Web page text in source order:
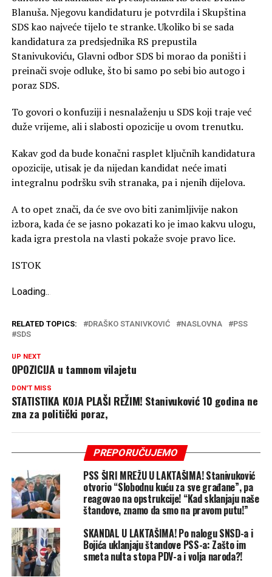
Blanuša. Njegovu kandidaturu je potvrdila i Skupština
SDS kao najveće tijelo te stranke. Ukoliko bi se sada
kandidatura za predsjednika RS prepustila
Stanivukoviću, Glavni odbor SDS bi morao da poništi i
preinači svoje odluke, što bi samo po sebi bio autogo i
poraz SDS.
To govori o konfuziji i nesnalaženju u SDS koji traje već
duže vrijeme, ali i slabosti opozicije u ovom trenutku.
Kakav god da bude konačni rasplet ključnih kandidatura
opozicije, utisak je da nijedan kandidat neće imati
integralnu podršku svih stranaka, pa i njenih dijelova.
A to opet znači, da će sve ovo biti zanimljivije nakon
izbora, kada će se jasno pokazati ko je imao kakvu ulogu,
kada igra prestola na vlasti pokaže svoje pravo lice.
ISTOK
Loading..
RELATED TOPICS: DRAŠKO STANIVKOVIĆ NASLOVNA
PSS
SDS
UP NEXT
OPOZICIJA u tamnom vilajetu
DON'T MISS
STATISTIKA KOJA PLAŠI REŽIM! Stanivuković 10 godina ne
zna za politički poraz,
PREPORUČUJEMO
PSS ŠIRI MREŽU U LAKTAŠIMA! Stanivuković
otvorio “Slobodnu kuću za sve građane”, pa
reagovao na opstrukcije! “Kad sklanjaju naše
štandove, znamo da smo na pravom putu!”
SKANDAL U LAKTAŠIMA! Po nalogu SNSD-a i
Bojića uklanjaju štandove PSS-a: Zašto im
smeta nulta stopa PDV-a i volja naroda?!